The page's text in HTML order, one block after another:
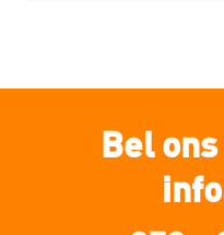
Bel